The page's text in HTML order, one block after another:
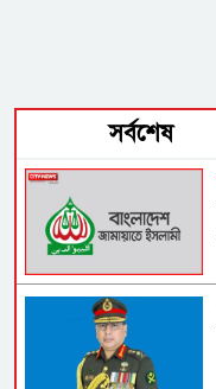
সর্বশেষ